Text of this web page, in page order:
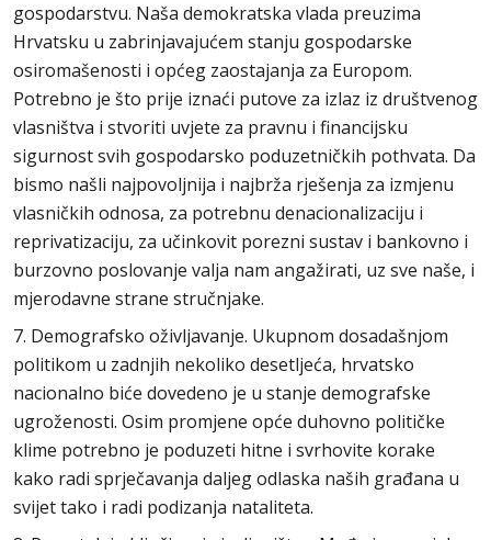
gospodarstvu. Naša demokratska vlada preuzima
Hrvatsku u zabrinjavajućem stanju gospodarske
osiromašenosti i općeg zaostajanja za Europom.
Potrebno je što prije iznaći putove za izlaz iz društvenog
vlasništva i stvoriti uvjete za pravnu i financijsku
sigurnost svih gospodarsko poduzetničkih pothvata. Da
bismo našli najpovoljnija i najbrža rješenja za izmjenu
vlasničkih odnosa, za potrebnu denacionalizaciju i
reprivatizaciju, za učinkovit porezni sustav i bankovno i
burzovno poslovanje valja nam angažirati, uz sve naše, i
mjerodavne strane stručnjake.
7. Demografsko oživljavanje. Ukupnom dosadašnjom
politikom u zadnjih nekoliko desetljeća, hrvatsko
nacionalno biće dovedeno je u stanje demografske
ugroženosti. Osim promjene opće duhovno političke
klime potrebno je poduzeti hitne i svrhovite korake
kako radi sprječavanja daljeg odlaska naših građana u
svijet tako i radi podizanja nataliteta.